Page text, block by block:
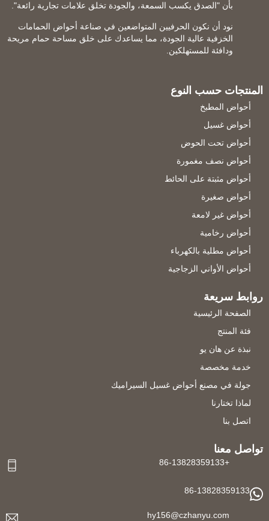
بأن "الصدق يكسب السمعة، والجودة تخلق علامات تجارية رائعة".
نود أن نكون الحرفيين المتواضعين في صناعة أحواض الحمامات
الخزفية عالية الجودة، مما يساعدك على خلق مساحة حمام مريحة
ودافئة للمستهلكين.
المنتجات حسب النوع
أحواض المطبخ
أحواض غسيل
أحواض تحت الحوض
أحواض نصف مغمورة
أحواض مثبتة على الحائط
أحواض صغيرة
أحواض غير لامعة
أحواض رخامية
أحواض مطلية بالكهرباء
أحواض الأواني الزجاجية
روابط سريعة
الصفحة الرئيسية
فئة المنتج
نبذة عن هان يو
خدمة مخصصة
جولة في مصنع أحواض غسيل السيراميك
لماذا تختارنا
اتصل بنا
تواصل معنا
+86-13828359133
86-13828359133
hy156@czhanyu.com